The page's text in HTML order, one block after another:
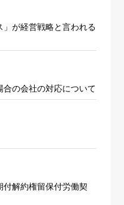
」が経営戦略と言われる
の会社の対応について
解約権留保付労働契